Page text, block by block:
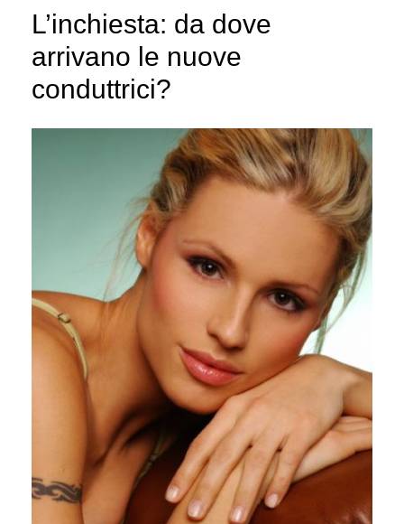
L’inchiesta: da dove
arrivano le nuove
conduttrici?